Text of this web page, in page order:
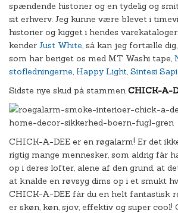
spændende historier og en tydelig og
sit erhverv. Jeg kunne være blevet i
historier og kigget i hendes
kender Just White, så kan jeg fortælle
som har beriget os med MT Washi tape,
stofledningerne, Happy Light, Sintesi
Sidste nye skud på stammen CHICK-A-
CHICK-A-DEE er en røgalarm! Er det
rigtig mange mennesker, som aldrig får
op i deres lofter, alene af den grund, at
at knalde en røvsyg dims op i et smukt
CHICK-A-DEE får du en helt fantastisk
er skøn, køn, sjov, effektiv og super cool!